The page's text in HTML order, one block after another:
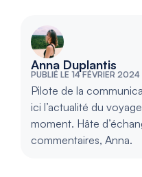
Anna Duplantis
PUBLIÉ LE 14 FÉVRIER 2024
Pilote de la
ici l’actualité du
moment. Hâte
commentaires, Anna.